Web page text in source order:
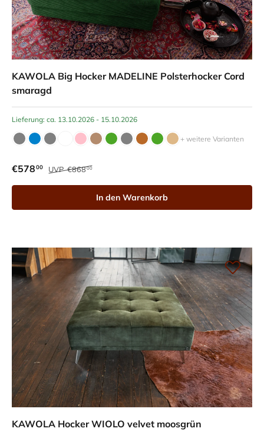
KAWOLA Big Hocker MADELINE Polsterhocker Cord
smaragd
Lieferung: ca. 13.10.2026 - 15.10.2026
+ weitere Varianten
€57800 UVP€86800
In den Warenkorb
KAWOLA Hocker WIOLO velvet moosgrün